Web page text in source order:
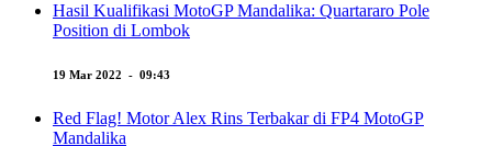
Hasil Kualifikasi MotoGP Mandalika: Quartararo Pole
Position di Lombok
19 Mar 2022 - 09:43
Red Flag! Motor Alex Rins Terbakar di FP4 MotoGP
Mandalika